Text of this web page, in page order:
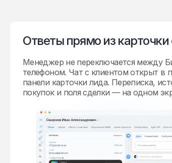
Ответы прямо из карточки
Менеджер не переключается между
телефоном. Чат с клиентом открыт в
панели карточки лида. Переписка,
покупок и поля сделки — на одном